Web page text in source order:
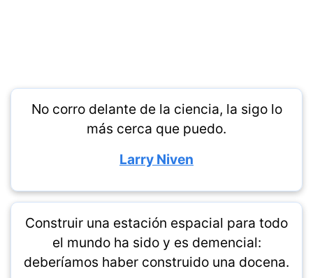
No corro delante de la ciencia, la sigo lo
más cerca que puedo.
Larry Niven
Construir una estación espacial para todo
el mundo ha sido y es demencial:
deberíamos haber construido una docena.